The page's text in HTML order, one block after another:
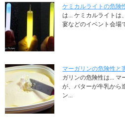
ケミカルライトの危険
は... ケミカルライトは
宴などのイベント会場
マーガリンの危険性と
ガリンの危険性は... マ
が、バターが牛乳から
ン...